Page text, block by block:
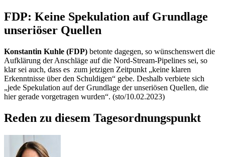
FDP: Keine Spekulation auf Grundlage
unseriöser Quellen
Konstantin Kuhle (FDP) betonte dagegen, so wünschenswert die
Aufklärung der Anschläge auf die Nord-Stream-Pipelines sei, so
klar sei auch, dass es zum jetzigen Zeitpunkt „keine klaren
Erkenntnisse über den Schuldigen“ gebe. Deshalb verbiete sich
„jede Spekulation auf der Grundlage der unseriösen Quellen, die
hier gerade vorgetragen wurden“. (sto/10.02.2023)
Reden zu diesem Tagesordnungspunkt